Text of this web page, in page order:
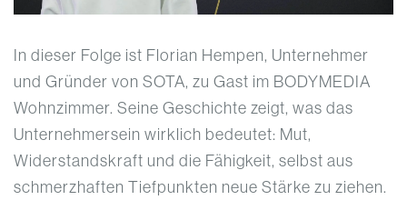
In dieser Folge ist Florian Hempen, Unternehmer
und Gründer von SOTA, zu Gast im BODYMEDIA
Wohnzimmer. Seine Geschichte zeigt, was das
Unternehmersein wirklich bedeutet: Mut,
Widerstandskraft und die Fähigkeit, selbst aus
schmerzhaften Tiefpunkten neue Stärke zu ziehen.